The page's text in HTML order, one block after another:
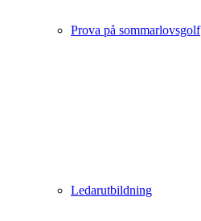
Prova på sommarlovsgolf
Ledarutbildning